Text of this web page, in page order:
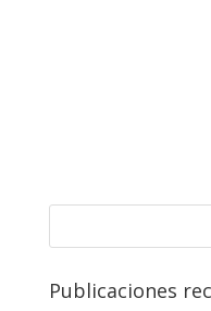
Publicaciones